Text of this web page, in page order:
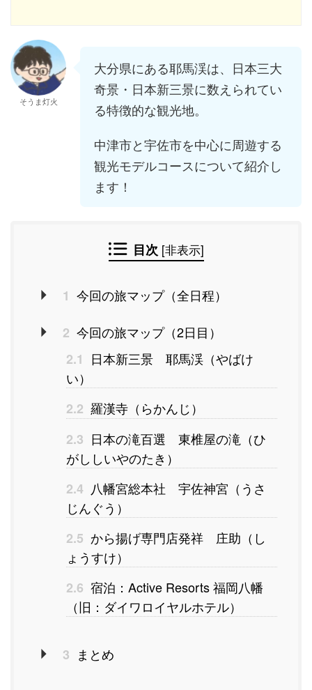
そうま灯火
大分県にある耶馬渓は、日本三大
奇景・日本新三景に数えられてい
る特徴的な観光地。
中津市と宇佐市を中心に周遊する
観光モデルコースについて紹介し
ます！
目次 [非表示]
1 今回の旅マップ（全日程）
2 今回の旅マップ（2日目）
2.1 日本新三景 耶馬渓（やばけ
い）
2.2 羅漢寺（らかんじ）
2.3 日本の滝百選 東椎屋の滝（ひ
がししいやのたき）
2.4 八幡宮総本社 宇佐神宮（うさ
じんぐう）
2.5 から揚げ専門店発祥 庄助（し
ょうすけ）
2.6 宿泊：Active Resorts 福岡八幡
（旧：ダイワロイヤルホテル）
3 まとめ